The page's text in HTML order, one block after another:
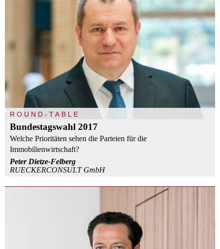
ROUND-TABLE
Bundestagswahl 2017
Welche Prioritäten sehen die Parteien für die
Immobilienwirtschaft?
Peter Dietze-Felberg
RUECKERCONSULT GmbH